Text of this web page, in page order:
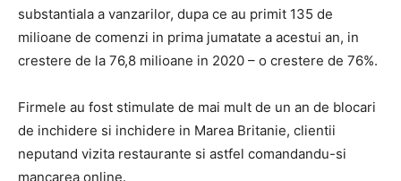
substantiala a vanzarilor, dupa ce au primit 135 de
milioane de comenzi in prima jumatate a acestui an, in
crestere de la 76,8 milioane in 2020 – o crestere de 76%.
Firmele au fost stimulate de mai mult de un an de blocari
de inchidere si inchidere in Marea Britanie, clientii
neputand vizita restaurante si astfel comandandu-si
mancarea online.